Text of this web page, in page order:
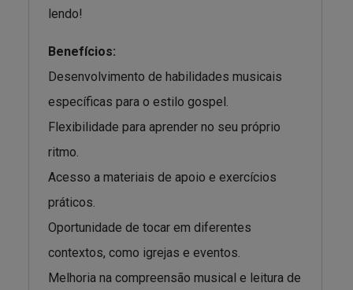
lendo!
Benefícios:
Desenvolvimento de habilidades musicais
específicas para o estilo gospel.
Flexibilidade para aprender no seu próprio
ritmo.
Acesso a materiais de apoio e exercícios
práticos.
Oportunidade de tocar em diferentes
contextos, como igrejas e eventos.
Melhoria na compreensão musical e leitura de